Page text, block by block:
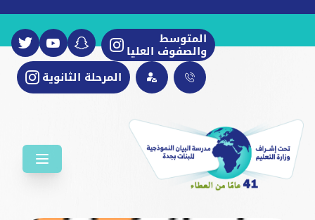
المتوسط
والصفوف العليا
المرحلة الثانوية